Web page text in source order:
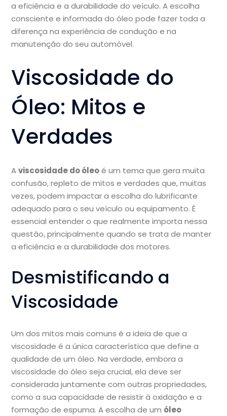
a eficiência e a durabilidade do veículo. A escolha
consciente e informada do óleo pode fazer toda a
diferença na experiência de condução e na
manutenção do seu automóvel.
Viscosidade do
Óleo: Mitos e
Verdades
Aviscosidade do óleoé um tema que gera muita
confusão, repleto de mitos e verdades que, muitas
vezes, podem impactar a escolha do lubrificante
adequado para o seu veículo ou equipamento. É
essencial entender o que realmente importa nessa
questão, principalmente quando se trata de manter
a eficiência e a durabilidade dos motores.
Desmistificando a
Viscosidade
Um dos mitos mais comuns é a ideia de que a
viscosidade é a única característica que define a
qualidade de um óleo. Na verdade, embora a
viscosidade do óleo seja crucial, ela deve ser
considerada juntamente com outras propriedades,
como a sua capacidade de resistir à oxidação e a
formação de espuma. A escolha de um óleo